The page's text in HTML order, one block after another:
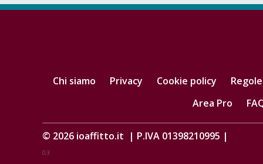
Chi siamo Privacy Cookie policy
Area Pro
© 2026 ioaffitto.it | P.IVA 01398210995 |
0.3